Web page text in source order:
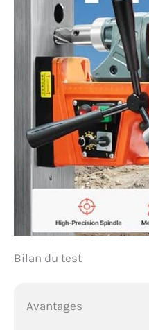
Bilan du test
Avantages